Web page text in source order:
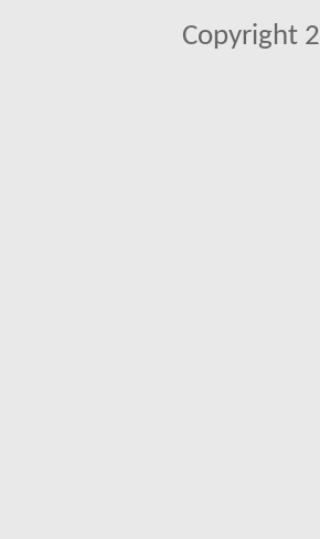
Copyright